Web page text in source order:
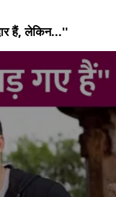
हैं, लेकिन...''